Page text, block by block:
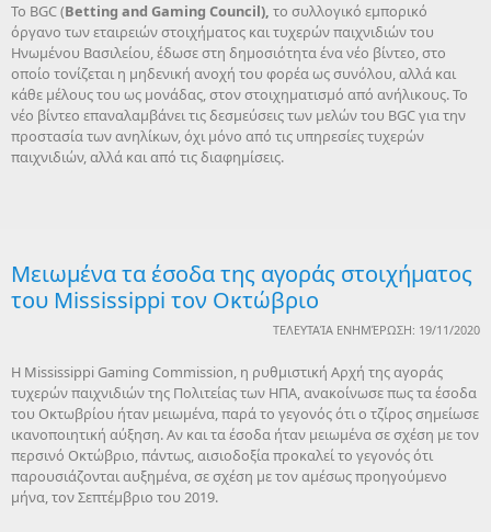
To BGC (Betting and Gaming Council), το συλλογικό εμπορικό
όργανο των εταιρειών στοιχήματος και τυχερών παιχνιδιών του
Ηνωμένου Βασιλείου, έδωσε στη δημοσιότητα ένα νέο βίντεο, στο
οποίο τονίζεται η μηδενική ανοχή του φορέα ως συνόλου, αλλά και
κάθε μέλους του ως μονάδας, στον στοιχηματισμό από ανήλικους. Το
νέο βίντεο επαναλαμβάνει τις δεσμεύσεις των μελών του BGC για την
προστασία των ανηλίκων, όχι μόνο από τις υπηρεσίες τυχερών
παιχνιδιών, αλλά και από τις διαφημίσεις.
Μειωμένα τα έσοδα της αγοράς στοιχήματος
του Mississippi τον Οκτώβριο
ΤΕΛΕΥΤΑΊΑ ΕΝΗΜΈΡΩΣΗ: 19/11/2020
Η Mississippi Gaming Commission, η ρυθμιστική Αρχή της αγοράς
τυχερών παιχνιδιών της Πολιτείας των ΗΠΑ, ανακοίνωσε πως τα έσοδα
του Οκτωβρίου ήταν μειωμένα, παρά το γεγονός ότι ο τζίρος σημείωσε
ικανοποιητική αύξηση. Αν και τα έσοδα ήταν μειωμένα σε σχέση με τον
περσινό Οκτώβριο, πάντως, αισιοδοξία προκαλεί το γεγονός ότι
παρουσιάζονται αυξημένα, σε σχέση με τον αμέσως προηγούμενο
μήνα, τον Σεπτέμβριο του 2019.